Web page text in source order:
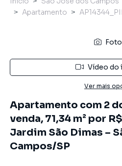
Apartamento
Vídeo do
Ver mais
Apartamento com 2
venda, 71,34 m² por
Jardim São Dimas –
Campos/SP